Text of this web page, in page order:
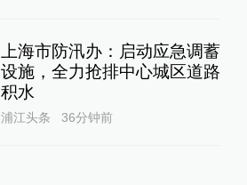
上海市防汛办：启动应急调蓄
设施，全力抢排中心城区道路
积水
浦江头条 36分钟前